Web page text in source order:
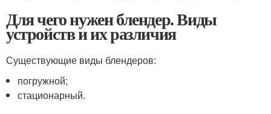
Для чего нужен блендер. Виды
устройств и их различия
Существующие виды блендеров:
погружной;
стационарный.